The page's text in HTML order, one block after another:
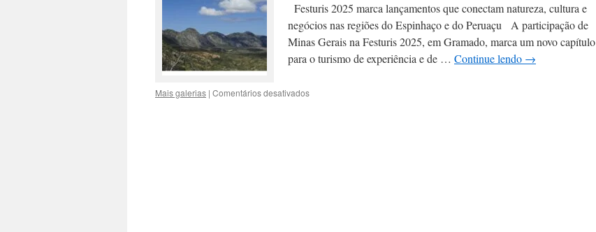
Festuris 2025 marca lançamentos que conectam natureza, cultura e
negócios nas regiões do Espinhaço e do Peruaçu A participação de
Minas Gerais na Festuris 2025, em Gramado, marca um novo capítulo
para o turismo de experiência e de … Continue lendo →
Mais galerias | Comentários desativadosem